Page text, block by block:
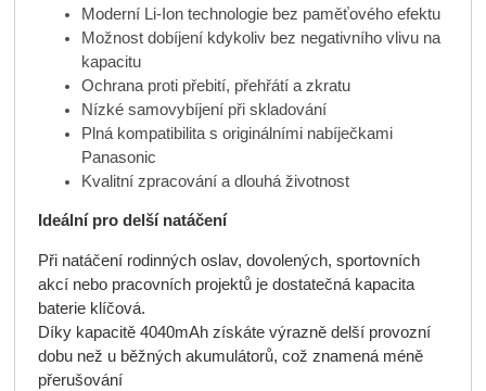
Moderní Li-Ion technologie bez paměťového efektu
Možnost dobíjení kdykoliv bez negativního vlivu na
kapacitu
Ochrana proti přebití, přehřátí a zkratu
Nízké samovybíjení při skladování
Plná kompatibilita s originálními nabíječkami
Panasonic
Kvalitní zpracování a dlouhá životnost
Ideální pro delší natáčení
Při natáčení rodinných oslav, dovolených, sportovních
akcí nebo pracovních projektů je dostatečná kapacita
baterie klíčová.
Díky kapacitě 4040mAh získáte výrazně delší provozní
dobu než u běžných akumulátorů, což znamená méně
přerušování